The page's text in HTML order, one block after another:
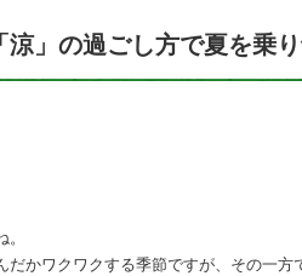
」の過ごし方で夏を乗
かワクワクする季節ですが、その一方